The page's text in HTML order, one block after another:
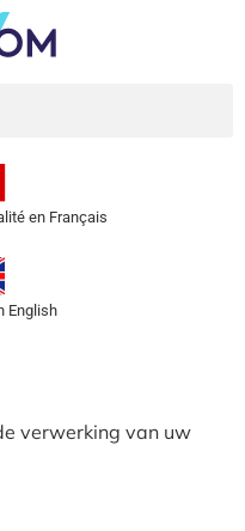
en Français
English
verwerking van uw